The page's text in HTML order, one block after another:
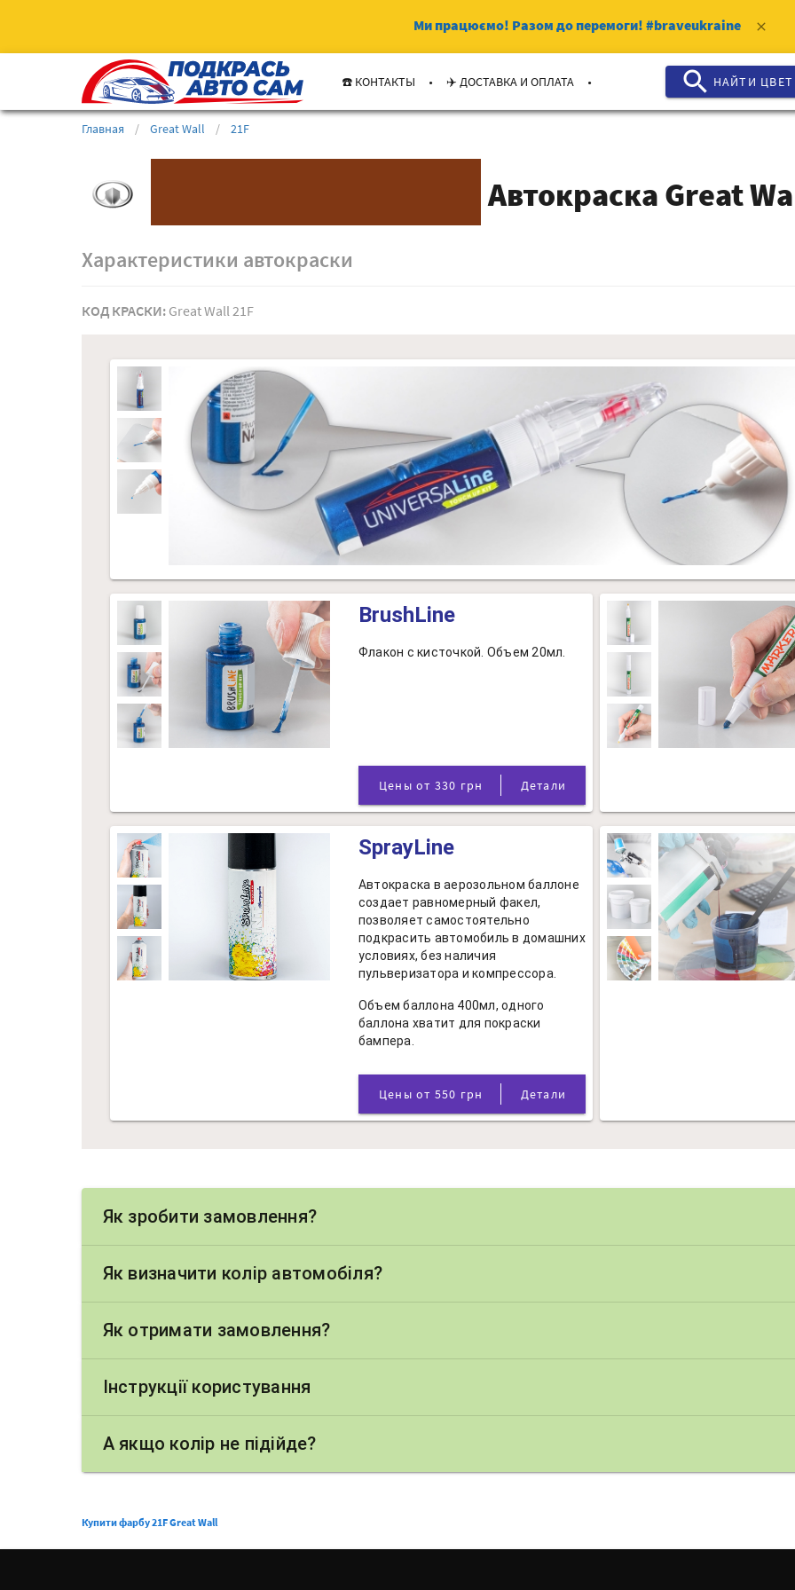
Ми працюємо! Разом до перемоги! #braveukraine clear
☎️ КОНТАКТЫ . ✈️ ДОСТАВКА И ОПЛАТА . search НАЙТИ ЦВЕТ
Главная / Great Wall / 21F
Автокраска Great
Характеристики автокраски
КОД КРАСКИ: Great Wall 21F
BrushLine
Флакон с кисточкой. Объем 20мл.
Цены от 330 грн Детали
SprayLine
Автокраска в аерозольном баллоне
создает равномерный факел,
позволяет самостоятельно
подкрасить автомобиль в домашних
условиях, без наличия
пульверизатора и компрессора.
Объем баллона 400мл, одного
баллона хватит для покраски
бампера.
Цены от 550 грн Детали
Як зробити замовлення?
Як визначити колір автомобіля?
Як отримати замовлення?
Інструкції користування
А якщо колір не підійде?
Купити фарбу 21F Great Wall